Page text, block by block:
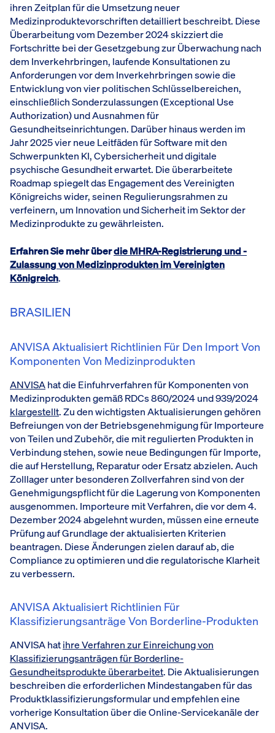
ihren Zeitplan für die Umsetzung neuer
Medizinproduktevorschriften detailliert beschreibt. Diese
Überarbeitung vom Dezember 2024 skizziert die
Fortschritte bei der Gesetzgebung zur Überwachung nach
dem Inverkehrbringen, laufende Konsultationen zu
Anforderungen vor dem Inverkehrbringen sowie die
Entwicklung von vier politischen Schlüsselbereichen,
einschließlich Sonderzulassungen (Exceptional Use
Authorization) und Ausnahmen für
Gesundheitseinrichtungen. Darüber hinaus werden im
Jahr 2025 vier neue Leitfäden für Software mit den
Schwerpunkten KI, Cybersicherheit und digitale
psychische Gesundheit erwartet. Die überarbeitete
Roadmap spiegelt das Engagement des Vereinigten
Königreichs wider, seinen Regulierungsrahmen zu
verfeinern, um Innovation und Sicherheit im Sektor der
Medizinprodukte zu gewährleisten.
Erfahren Sie mehr überdie MHRA-Registrierung und -
Zulassung von Medizinprodukten im Vereinigten
Königreich.
BRASILIEN
ANVISA Aktualisiert Richtlinien Für Den Import Von
Komponenten Von Medizinprodukten
ANVISAhat die Einfuhrverfahren für Komponenten von
Medizinprodukten gemäß RDCs 860/2024 und 939/2024
klargestellt. Zu den wichtigsten Aktualisierungen gehören
Befreiungen von der Betriebsgenehmigung für Importeure
von Teilen und Zubehör, die mit regulierten Produkten in
Verbindung stehen, sowie neue Bedingungen für Importe,
die auf Herstellung, Reparatur oder Ersatz abzielen. Auch
Zolllager unter besonderen Zollverfahren sind von der
Genehmigungspflicht für die Lagerung von Komponenten
ausgenommen. Importeure mit Verfahren, die vor dem 4.
Dezember 2024 abgelehnt wurden, müssen eine erneute
Prüfung auf Grundlage der aktualisierten Kriterien
beantragen. Diese Änderungen zielen darauf ab, die
Compliance zu optimieren und die regulatorische Klarheit
zu verbessern.
ANVISA Aktualisiert Richtlinien Für
Klassifizierungsanträge Von Borderline-Produkten
ANVISA hatihre Verfahren zur Einreichung von
Klassifizierungsanträgen für Borderline-
Gesundheitsprodukte überarbeitet. Die Aktualisierungen
beschreiben die erforderlichen Mindestangaben für das
Produktklassifizierungsformular und empfehlen eine
vorherige Konsultation über die Online-Servicekanäle der
ANVISA.